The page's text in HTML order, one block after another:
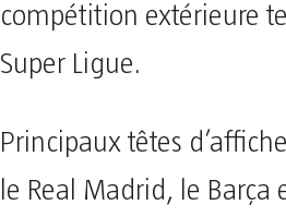
compétition extérieure
Super Ligue.
Principaux têtes
le Real Madrid, le Barça